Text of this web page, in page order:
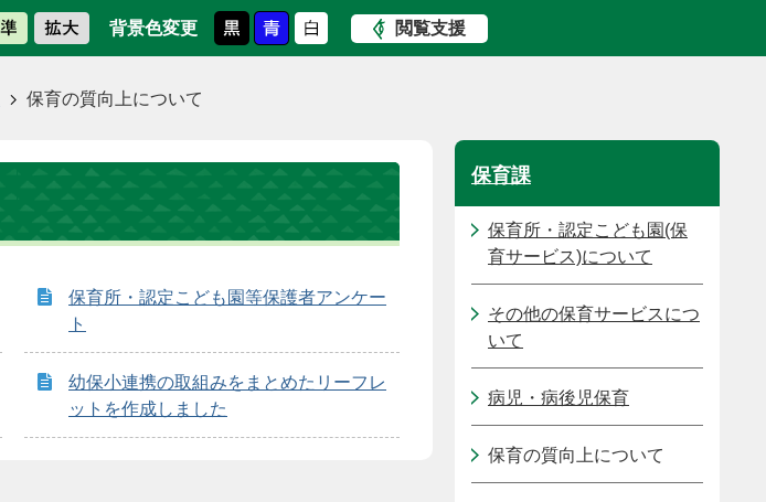
背景色変更 閲覧支援
保育の質向上について
保育所・認定こども園等保護者アンケー
ト
幼保小連携の取組みをまとめたリーフレ
ットを作成しました
保育課
保育所・認定こども園(保
育サービス)について
その他の保育サービスにつ
いて
病児・病後児保育
保育の質向上について